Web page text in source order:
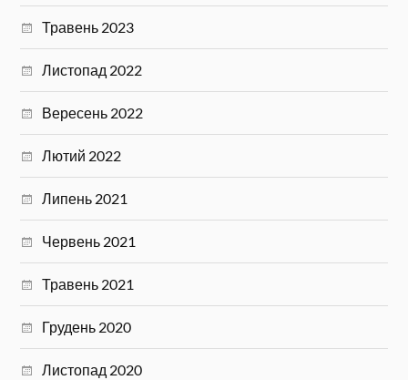
Травень 2023
Листопад 2022
Вересень 2022
Лютий 2022
Липень 2021
Червень 2021
Травень 2021
Грудень 2020
Листопад 2020